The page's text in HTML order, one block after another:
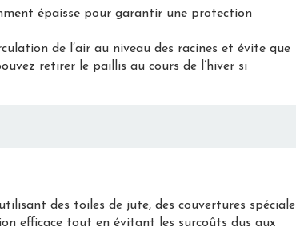
épaisse pour garantir une protection
de l’air au niveau des racines et évite que
retirer le paillis au cours de l’hiver si
des toiles de jute, des couvertures
efficace tout en évitant les surcoûts dus aux